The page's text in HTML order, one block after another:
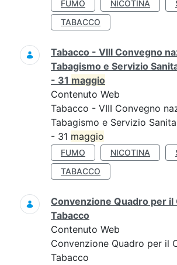
FUMO NICOTINA
TABACCO
Tabacco - VIII Convegno
Tabagismo e Servizio
- 31 maggio
Contenuto Web
Tabacco - VIII Convegno
Tabagismo e Servizio
- 31 maggio
FUMO NICOTINA
TABACCO
Convenzione Quadro per
Tabacco
Contenuto Web
Convenzione Quadro per il
Tabacco